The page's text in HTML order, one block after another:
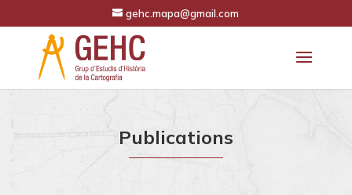
gehc.mapa@gmail.com
Publications